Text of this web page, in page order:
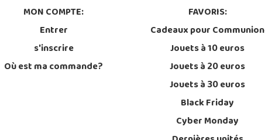
MON COMPTE:
Entrer
s'inscrire
Où est ma commande?
FAVORIS:
Cadeaux pour Communion
Jouets à 10 euros
Jouets à 20 euros
Jouets à 30 euros
Black Friday
Cyber Monday